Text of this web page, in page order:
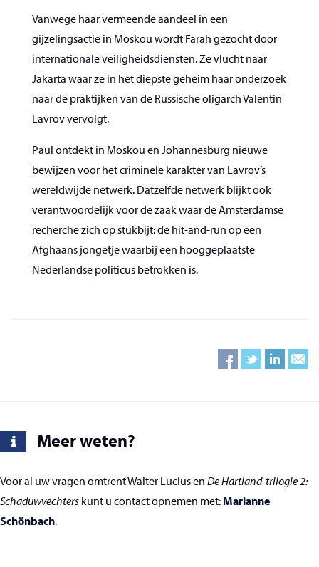
Vanwege haar vermeende aandeel in een
gijzelingsactie in Moskou wordt Farah gezocht door
internationale veiligheidsdiensten. Ze vlucht naar
Jakarta waar ze in het diepste geheim haar onderzoek
naar de praktijken van de Russische oligarch Valentin
Lavrov vervolgt.
Paul ontdekt in Moskou en Johannesburg nieuwe
bewijzen voor het criminele karakter van Lavrov’s
wereldwijde netwerk. Datzelfde netwerk blijkt ook
verantwoordelijk voor de zaak waar de Amsterdamse
recherche zich op stukbijt: de hit-and-run op een
Afghaans jongetje waarbij een hooggeplaatste
Nederlandse politicus betrokken is.
Meer weten?
Voor al uw vragen omtrent Walter Lucius en De Hartland-trilogie 2:
Schaduwvechters kunt u contact opnemen met:Marianne
Schönbach.